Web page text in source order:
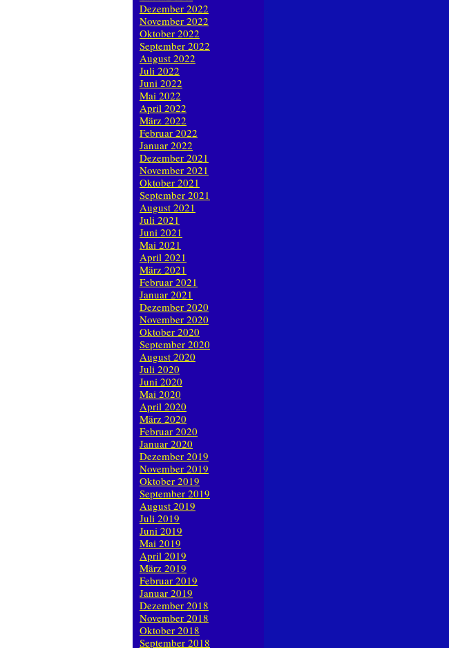
Dezember 2022
November 2022
Oktober 2022
September 2022
August 2022
Juli 2022
Juni 2022
Mai 2022
April 2022
März 2022
Februar 2022
Januar 2022
Dezember 2021
November 2021
Oktober 2021
September 2021
August 2021
Juli 2021
Juni 2021
Mai 2021
April 2021
März 2021
Februar 2021
Januar 2021
Dezember 2020
November 2020
Oktober 2020
September 2020
August 2020
Juli 2020
Juni 2020
Mai 2020
April 2020
März 2020
Februar 2020
Januar 2020
Dezember 2019
November 2019
Oktober 2019
September 2019
August 2019
Juli 2019
Juni 2019
Mai 2019
April 2019
März 2019
Februar 2019
Januar 2019
Dezember 2018
November 2018
Oktober 2018
September 2018